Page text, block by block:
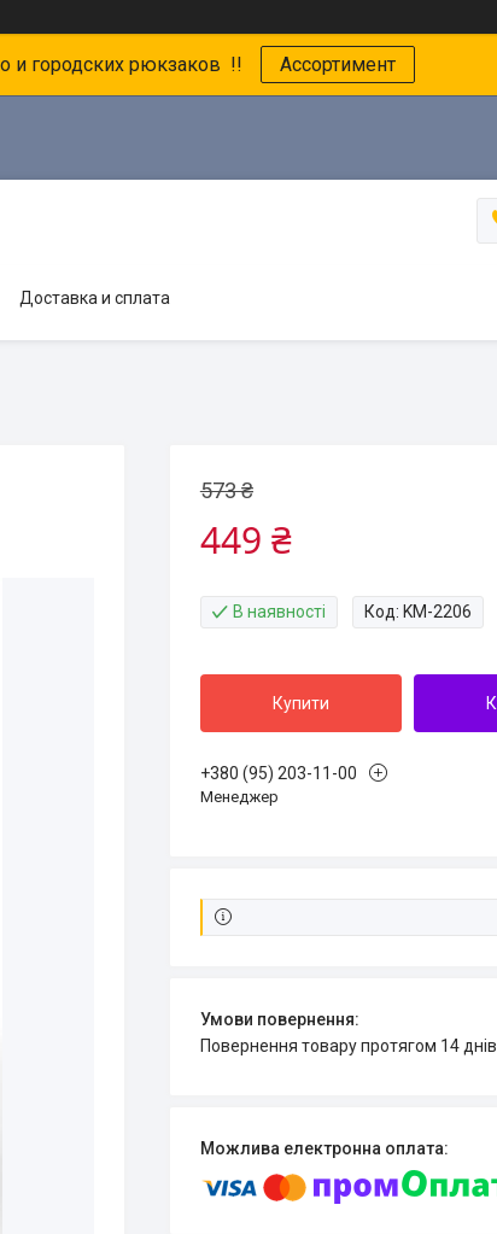
и городских рюкзаков !! Ассортимент
Доставка и сплата
573 ₴
449 ₴
В наявності Код: KM-2206
Купити
+380 (95) 203-11-00
Менеджер
повернення товару протягом 14 днів